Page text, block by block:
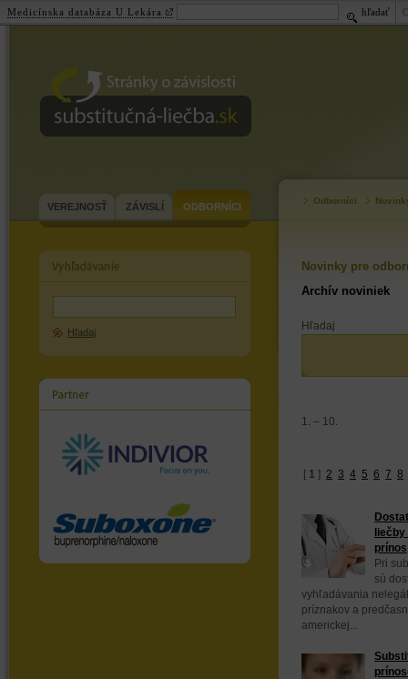
substitučná-liečba.sk
VEREJNOSŤ ZÁVISLÍ ODBORNÍCI
Hľadaj
Odborníci
Novinky pre
Archív noviniek
Hľadaj
1. – 10.
[ 1 ] 2 3 4 5 6 7 8
liečby
prínos
Pri
sú
vyhľadávania
príznakov a
americkej...
Medicínska databáza U Lekára hľadať